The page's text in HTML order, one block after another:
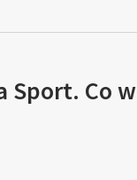
Sport. Co w